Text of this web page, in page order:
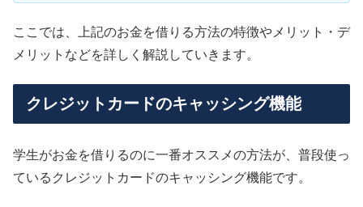
ここでは、上記のお金を借りる方法の特徴やメリット・デ
メリットなどを詳しく解説していきます。
クレジットカードのキャッシング機能
学生がお金を借りるのに一番オススメの方法が、普段使っ
ているクレジットカードのキャッシング機能です。